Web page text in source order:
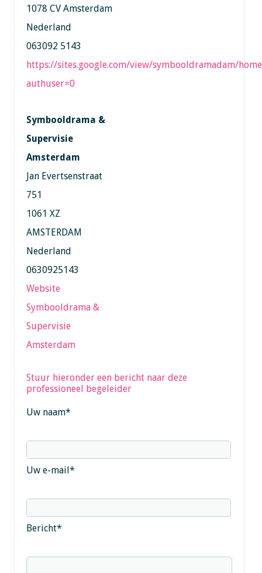
1078 CV Amsterdam
Nederland
063092 5143
https://sites.google.com/view/symbooldramadam/
authuser=0
Symbooldrama &
Supervisie
Amsterdam
Jan Evertsenstraat
751
1061 XZ
AMSTERDAM
Nederland
0630925143
Website
Symbooldrama &
Supervisie
Amsterdam
Stuur hieronder een bericht naar deze
professioneel begeleider
Uw naam*
Uw e-mail*
Bericht*